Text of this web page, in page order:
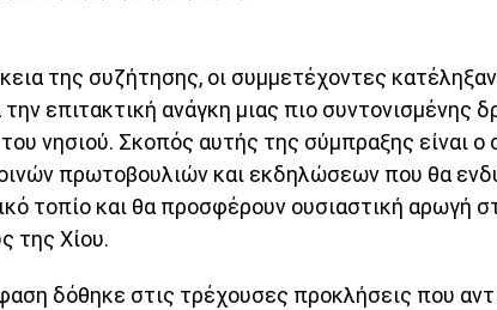
της συζήτησης, οι συμμετέχοντες
την επιτακτική ανάγκη μιας πιο συντονισμένης
νησιού. Σκοπός αυτής της σύμπραξης είναι ο
πρωτοβουλιών και εκδηλώσεων που θα
τοπίο και θα προσφέρουν ουσιαστική αρωγή
της Χίου.
δόθηκε στις τρέχουσες προκλήσεις που